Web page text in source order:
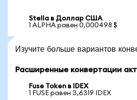
Stella в Доллар США
1 ALPHA равен 0,000498 $
Изучите больше вариантов
Расширенные конвертации
Fuse Token в IDEX
1 FUSE равен 3,6319 IDEX